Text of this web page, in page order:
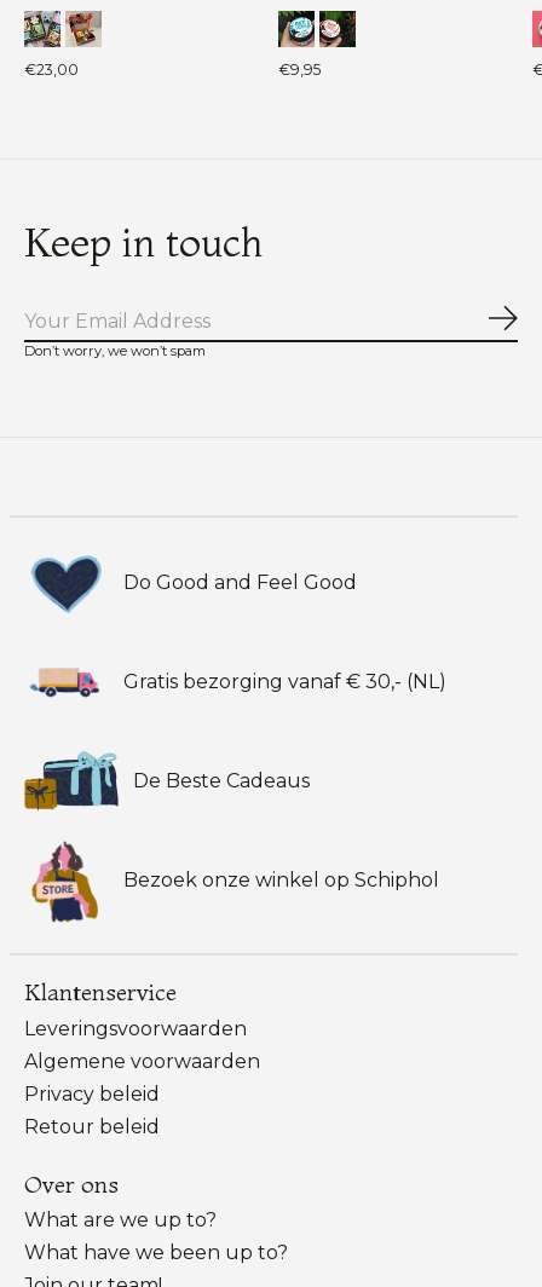
€23,00 €9,95
Keep in touch
Don’t worry, we won’t spam
Do Good and Feel Good
Gratis bezorging vanaf € 30,- (NL)
De Beste Cadeaus
Bezoek onze winkel op Schiphol
Klantenservice
Leveringsvoorwaarden
Algemene voorwaarden
Privacy beleid
Retour beleid
Over ons
What are we up to?
What have we been up to?